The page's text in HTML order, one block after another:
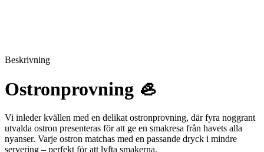
Beskrivning
Ostronprovning 🦪
Vi inleder kvällen med en delikat ostronprovning, där fyra noggrant
utvalda ostron presenteras för att ge en smakresa från havets alla
nyanser. Varje ostron matchas med en passande dryck i mindre
servering – perfekt för att lyfta smakerna.